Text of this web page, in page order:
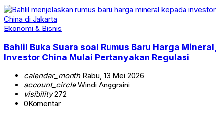
Ekonomi & Bisnis
Bahlil Buka Suara soal Rumus Baru Harga Mineral,
Investor China Mulai Pertanyakan Regulasi
calendar_monthRabu, 13 Mei 2026
account_circleWindi Anggraini
visibility272
0Komentar